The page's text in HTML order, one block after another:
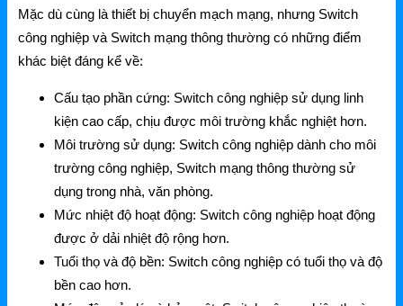
DLink Switch
DLink WiFi
Phụ Kiện DLink
DLink 4G
Mặc dù cùng là thiết bị chuyển mạch mạng, nhưng Switch
công nghiệp và Switch mạng thông thường có những điểm
khác biệt đáng kể về:
Cấu tạo phần cứng: Switch công nghiệp sử dụng linh
kiện cao cấp, chịu được môi trường khắc nghiệt hơn.
Môi trường sử dụng: Switch công nghiệp dành cho môi
trường công nghiệp, Switch mạng thông thường sử
dụng trong nhà, văn phòng.
Mức nhiệt độ hoạt động: Switch công nghiệp hoạt động
được ở dải nhiệt độ rộng hơn.
Tuổi thọ và độ bền: Switch công nghiệp có tuổi thọ và độ
bền cao hơn.